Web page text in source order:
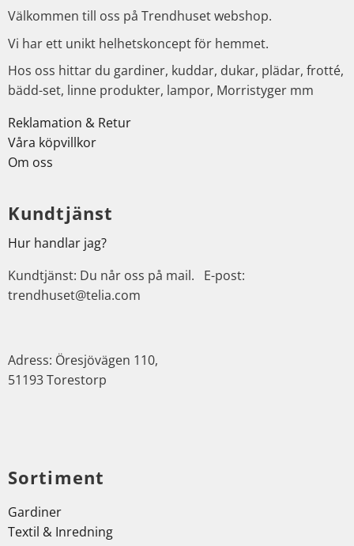
Välkommen till oss på Trendhuset webshop.
Vi har ett unikt helhetskoncept för hemmet.
Hos oss hittar du gardiner, kuddar, dukar, plädar, frotté,
bädd-set, linne produkter, lampor, Morristyger mm
Reklamation & Retur
Våra köpvillkor
Om oss
Kundtjänst
Hur handlar jag?
Kundtjänst: Du når oss på mail. E-post:
trendhuset@telia.com
Adress: Öresjövägen 110,
51193 Torestorp
Sortiment
Gardiner
Textil & Inredning